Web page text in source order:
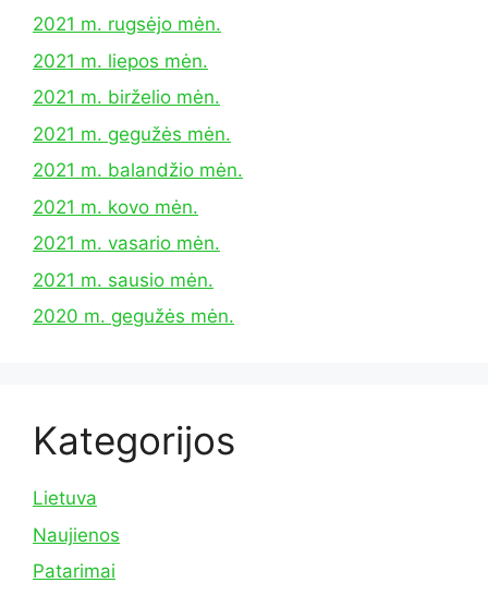
2021 m. rugsėjo mėn.
2021 m. liepos mėn.
2021 m. birželio mėn.
2021 m. gegužės mėn.
2021 m. balandžio mėn.
2021 m. kovo mėn.
2021 m. vasario mėn.
2021 m. sausio mėn.
2020 m. gegužės mėn.
Kategorijos
Lietuva
Naujienos
Patarimai